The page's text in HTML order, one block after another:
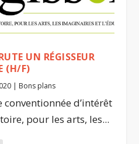
UN RÉGISSEUR
(H/F)
| Bons plans
conventionnée d’intérêt
pour les arts, les...